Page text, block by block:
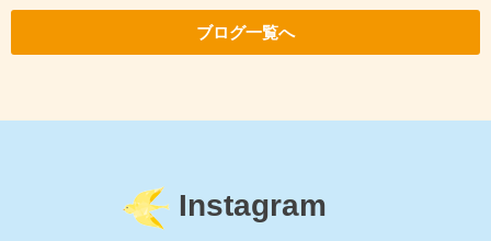
ブログ一覧へ
Instagram